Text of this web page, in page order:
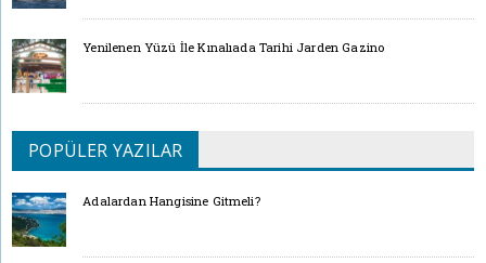
Yenilenen Yüzü İle Kınalıada Tarihi Jarden Gazino
POPÜLER YAZILAR
Adalardan Hangisine Gitmeli?